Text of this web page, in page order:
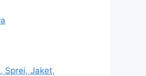
Sprei, Jaket,